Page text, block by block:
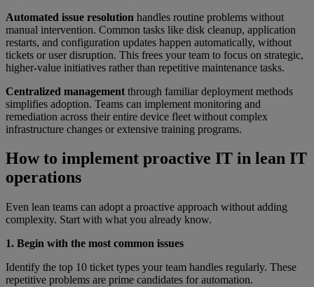
Automated issue resolution handles routine problems without
manual intervention. Common tasks like disk cleanup, application
restarts, and configuration updates happen automatically, without
tickets or user disruption. This frees your team to focus on strategic,
higher-value initiatives rather than repetitive maintenance tasks.
Centralized management through familiar deployment methods
simplifies adoption. Teams can implement monitoring and
remediation across their entire device fleet without complex
infrastructure changes or extensive training programs.
How to implement proactive IT in lean IT
operations
Even lean teams can adopt a proactive approach without adding
complexity. Start with what you already know.
1. Begin with the most common issues
Identify the top 10 ticket types your team handles regularly. These
repetitive problems are prime candidates for automation.